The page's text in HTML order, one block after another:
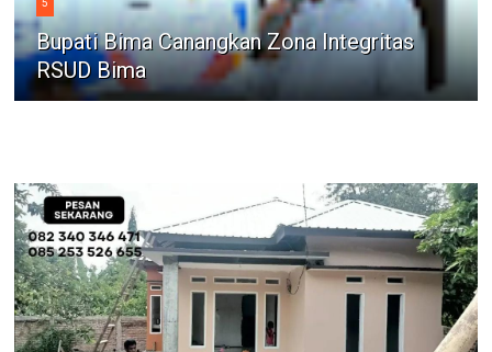
5
Bupati Bima Canangkan Zona Integritas
RSUD Bima